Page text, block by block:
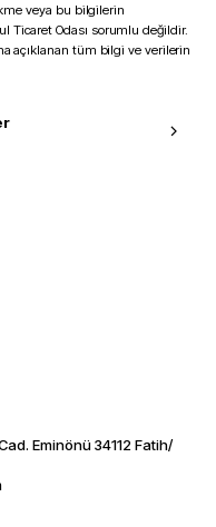
veya bu bilgilerin
Ticaret Odası sorumlu değildir.
açıklanan tüm bilgi ve verilerin
Eminönü 34112 Fatih/